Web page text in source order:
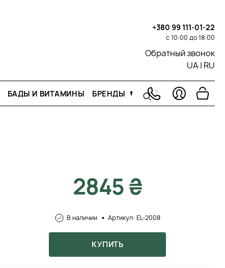
+380 99 111-01-22
с 10:00 до 18:00
Обратный звонок
UA | RU
БАДЫ И ВИТАМИНЫ БРЕНДЫ
2845 ₴
В наличии Артикул: EL-2008
КУПИТЬ